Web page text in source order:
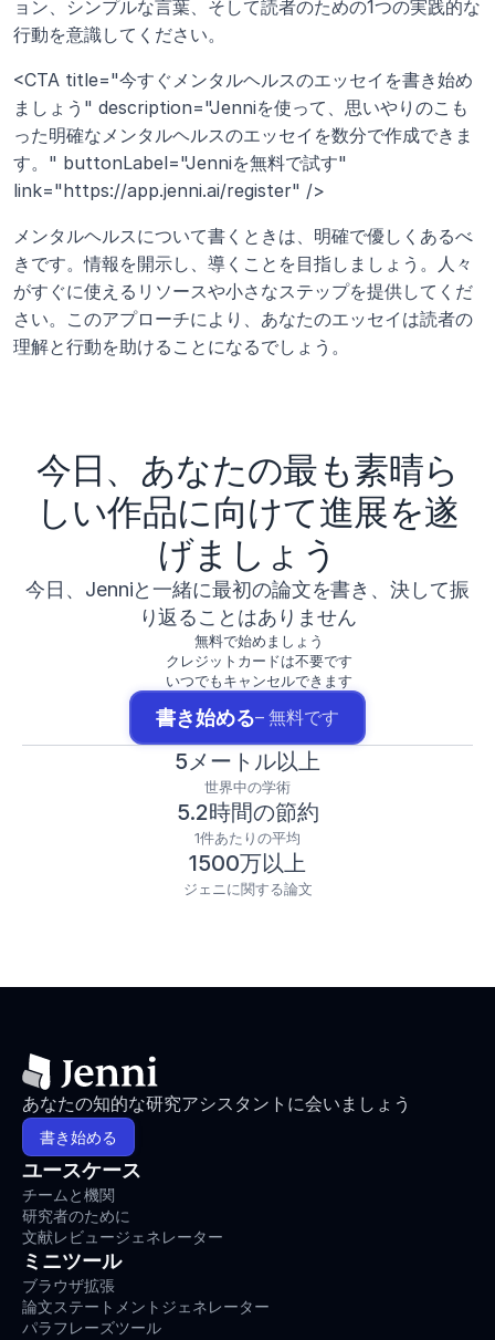
ョン、シンプルな言葉、そして読者のための1つの実践的な
行動を意識してください。
<CTA title="今すぐメンタルヘルスのエッセイを書き始め
ましょう" description="Jenniを使って、思いやりのこも
った明確なメンタルヘルスのエッセイを数分で作成できま
す。" buttonLabel="Jenniを無料で試す"
link="https://app.jenni.ai/register" />
メンタルヘルスについて書くときは、明確で優しくあるべ
きです。情報を開示し、導くことを目指しましょう。人々
がすぐに使えるリソースや小さなステップを提供してくだ
さい。このアプローチにより、あなたのエッセイは読者の
理解と行動を助けることになるでしょう。
今日、あなたの最も素晴ら
しい作品に向けて進展を遂
げましょう
今日、Jenniと一緒に最初の論文を書き、決して振
り返ることはありません
無料で始めましょう
クレジットカードは不要です
いつでもキャンセルできます
書き始める– 無料です
5メートル以上
世界中の学術
5.2時間の節約
1件あたりの平均
1500万以上
ジェニに関する論文
あなたの知的な研究アシスタントに会いましょう
書き始める
ユースケース
チームと機関
研究者のために
文献レビュージェネレーター
ミニツール
ブラウザ拡張
論文ステートメントジェネレーター
パラフレーズツール